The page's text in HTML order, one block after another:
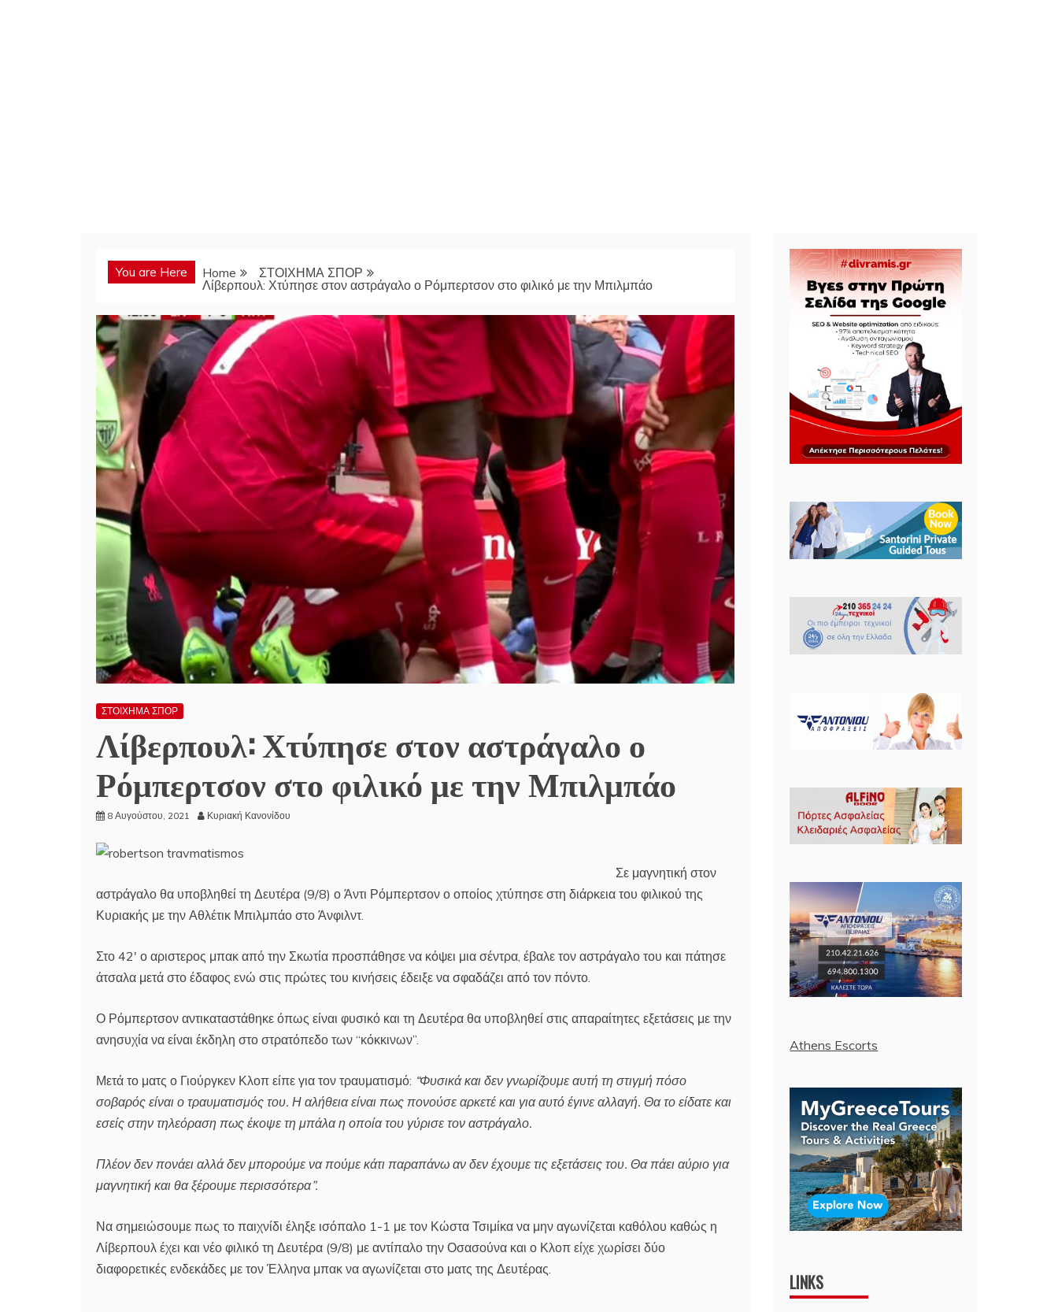
You are Here Home
ΣΤΟΙΧΗΜΑ ΣΠΟΡ
Λίβερπουλ: Χτύπησε στον αστράγαλο ο Ρόμπερτσον στο φιλικό με την Μπιλμπάο
ΣΤΟΙΧΗΜΑ ΣΠΟΡ
Λίβερπουλ: Χτύπησε στον αστράγαλο ο
Ρόμπερτσον στο φιλικό με την Μπιλμπάο
8 Αυγούστου, 2021 Κυριακή Κανονίδου
Σε μαγνητική στον
αστράγαλο θα υποβληθεί τη Δευτέρα (9/8) ο Άντι Ρόμπερτσον ο οποίος χτύπησε στη διάρκεια του φιλικού της
Κυριακής με την Αθλέτικ Μπιλμπάο στο Άνφιλντ.
Στο 42′ ο αριστερος μπακ από την Σκωτία προσπάθησε να κόψει μια σέντρα, έβαλε τον αστράγαλο του και πάτησε
άτσαλα μετά στο έδαφος ενώ στις πρώτες του κινήσεις έδειξε να σφαδάζει από τον πόντο.
Ο Ρόμπερτσον αντικαταστάθηκε όπως είναι φυσικό και τη Δευτέρα θα υποβληθεί στις απαραίτητες εξετάσεις με την
ανησυχία να είναι έκδηλη στο στρατόπεδο των “κόκκινων”.
Μετά το ματς ο Γιούργκεν Κλοπ είπε για τον τραυματισμό: “Φυσικά και δεν γνωρίζουμε αυτή τη στιγμή πόσο
σοβαρός είναι ο τραυματισμός του. Η αλήθεια είναι πως πονούσε αρκετέ και για αυτό έγινε αλλαγή. Θα το είδατε και
εσείς στην τηλεόραση πως έκοψε τη μπάλα η οποία του γύρισε τον αστράγαλο.
Πλέον δεν πονάει αλλά δεν μπορούμε να πούμε κάτι παραπάνω αν δεν έχουμε τις εξετάσεις του. Θα πάει αύριο για
μαγνητική και θα ξέρουμε περισσότερα”.
Να σημειώσουμε πως το παιχνίδι έληξε ισόπαλο 1-1 με τον Κώστα Τσιμίκα να μην αγωνίζεται καθόλου καθώς η
Λίβερπουλ έχει και νέο φιλικό τη Δευτέρα (9/8) με αντίπαλο την Οσασούνα και ο Κλοπ είχε χωρίσει δύο
διαφορετικές ενδεκάδες με τον Έλληνα μπακ να αγωνίζεται στο ματς της Δευτέρας.
Athens Escorts
LINKS